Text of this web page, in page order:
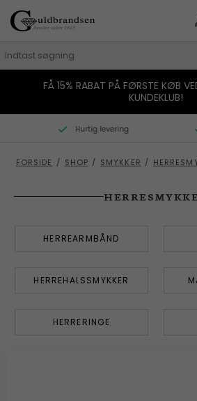
MÆRKER
SMYKKER
TILBUD
FÅ 15% RABAT PÅ FØRSTE KØB
KUNDEKLUB!
Hurtig levering
FORSIDE / SHOP / SMYKKER /
HERREARMBÅND
HERREHALSSMYKKER
HERRERINGE